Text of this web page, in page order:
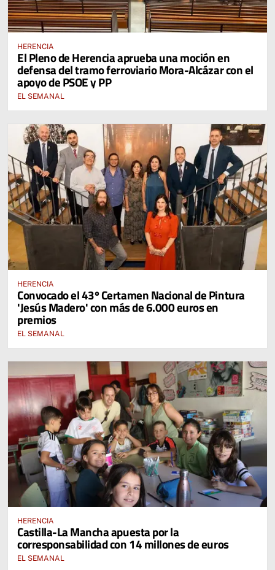
HERENCIA
El Pleno de Herencia aprueba una moción en
defensa del tramo ferroviario Mora-Alcázar con el
apoyo de PSOE y PP
EL SEMANAL
HERENCIA
Convocado el 43º Certamen Nacional de Pintura
'Jesús Madero' con más de 6.000 euros en
premios
EL SEMANAL
HERENCIA
Castilla-La Mancha apuesta por la
corresponsabilidad con 14 millones de euros
EL SEMANAL